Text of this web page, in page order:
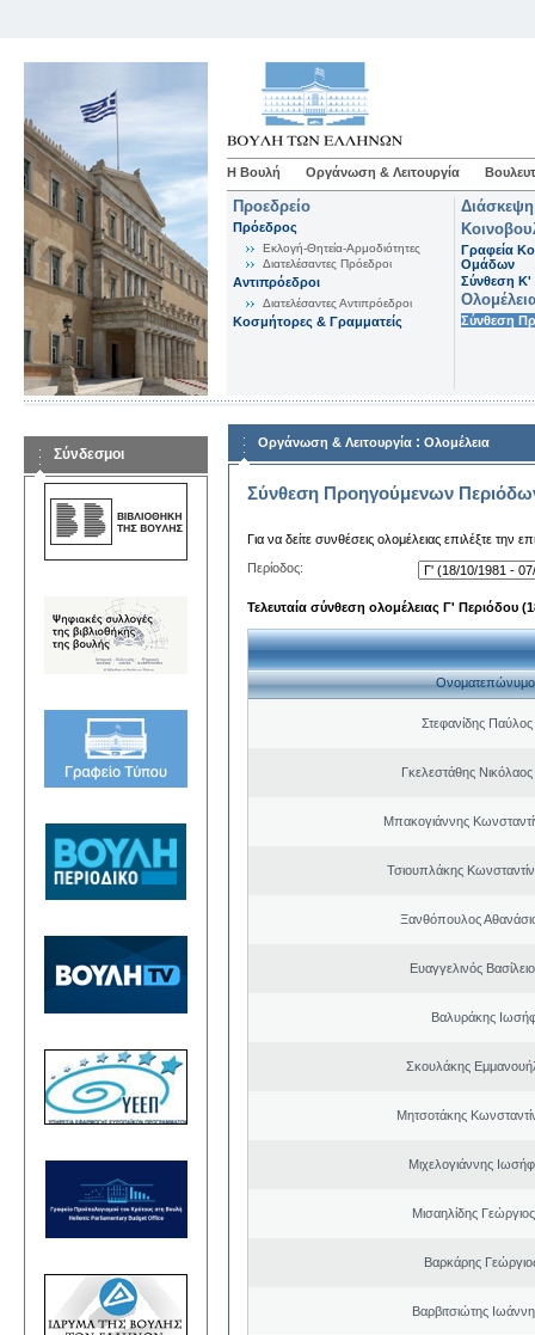
Η Βουλή Οργάνωση & Λειτουργία
Προεδρείο
Πρόεδρος
Εκλογή-Θητεία-Αρμοδιότητες
Διατελέσαντες Πρόεδροι
Αντιπρόεδροι
Διατελέσαντες Αντιπρόεδροι
Κοσμήτορες & Γραμματείς
Γραφεία
Ομάδων
Σύνθεση K'
Σύνθεση
Σύνδεσμοι
Οργάνωση & Λειτουργία : Ολομέλεια
Σύνθεση Προηγούμενων
Για να δείτε συνθέσεις ολομέλειας επιλέξτε την
Περίοδος:
Τελευταία σύνθεση ολομέλειας Γ' Περιόδου
Ονοματεπώνυμο
Στεφανίδης
Γκελεστάθης
Μπακογιάννης
Τσιουπλάκης
Ξανθόπουλος
Ευαγγελινός
Βαλυράκης
Σκουλάκης
Μητσοτάκης
Μιχελογιάννης
Μισαηλίδης
Βαρκάρης
Βαρβιτσιώτης